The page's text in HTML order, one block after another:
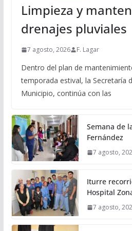
Limpieza y
drenajes pluviales
7 agosto, 2026 F. Lagar
Dentro del plan de
temporada estival, la Secretaría
Municipio, continúa con las
Semana de
Fernández
7 agosto,
Iturre
Hospital
7 agosto,